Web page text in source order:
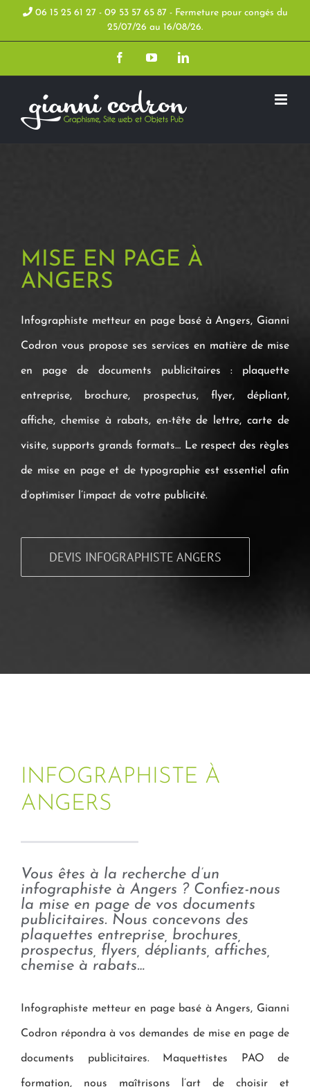
06 15 25 61 27 - 09 53 57 65 87 - Fermeture pour congés du
25/07/26 au 16/08/26.
FacebookYouTubeLinkedIn
MISE EN PAGE À
ANGERS
Infographiste metteur en page basé à Angers, Gianni
Codron vous propose ses services en matière de mise
en page de documents publicitaires : plaquette
entreprise, brochure, prospectus, flyer, dépliant,
affiche, chemise à rabats, en-tête de lettre, carte de
visite, supports grands formats… Le respect des règles
de mise en page et de typographie est essentiel afin
d’optimiser l’impact de votre publicité.
DEVIS INFOGRAPHISTE ANGERS
INFOGRAPHISTE À
ANGERS
Vous êtes à la recherche d’un
infographiste à Angers ? Confiez-nous
la mise en page de vos documents
publicitaires. Nous concevons des
plaquettes entreprise, brochures,
prospectus, flyers, dépliants, affiches,
chemise à rabats…
Infographiste metteur en page basé à Angers, Gianni
Codron répondra à vos demandes de mise en page de
documents publicitaires. Maquettistes PAO de
formation, nous maîtrisons l’art de choisir et